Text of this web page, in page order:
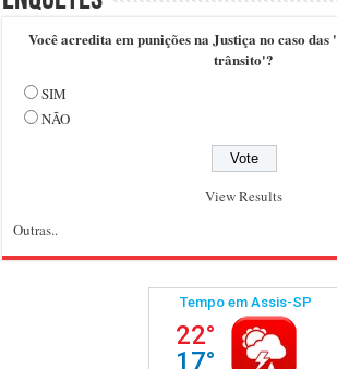
Você acredita em punições na Justiça no caso
trânsito'?
SIM
NÃO
View Results
Outras..